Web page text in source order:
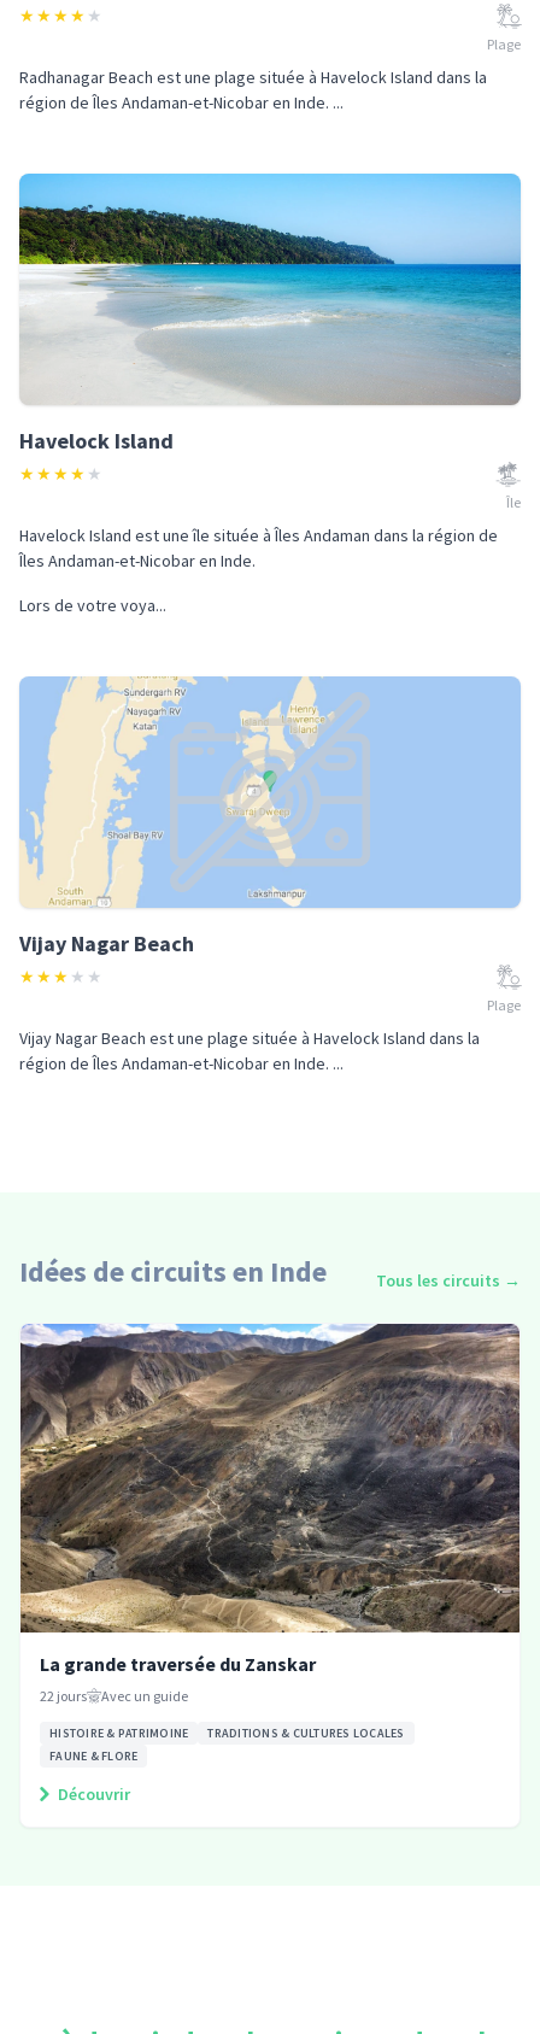
★★★★ ★
Plage
Radhanagar Beach est une plage située à Havelock Island dans la
région de Îles Andaman-et-Nicobar en Inde. ...
Havelock Island
★★★★ ★
Île
Havelock Island est une île située à Îles Andaman dans la région de
Îles Andaman-et-Nicobar en Inde.
Lors de votre voya...
Vijay Nagar Beach
★★★ ★ ★
Plage
Vijay Nagar Beach est une plage située à Havelock Island dans la
région de Îles Andaman-et-Nicobar en Inde. ...
Idées de circuits en Inde Tous les circuits →
La grande traversée du Zanskar
22 jours Avec un guide
HISTOIRE & PATRIMOINE
TRADITIONS & CULTURES LOCALES
FAUNE & FLORE
Découvrir